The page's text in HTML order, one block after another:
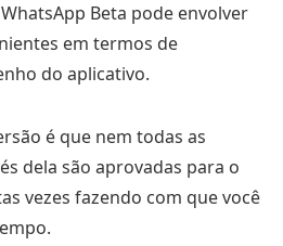
Beta pode envolver
em termos de
do aplicativo.
é que nem todas as
dela são aprovadas para o
vezes fazendo com que você